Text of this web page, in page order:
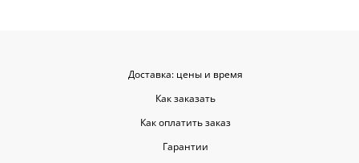
Доставка: цены и время
Как заказать
Как оплатить заказ
Гарантии